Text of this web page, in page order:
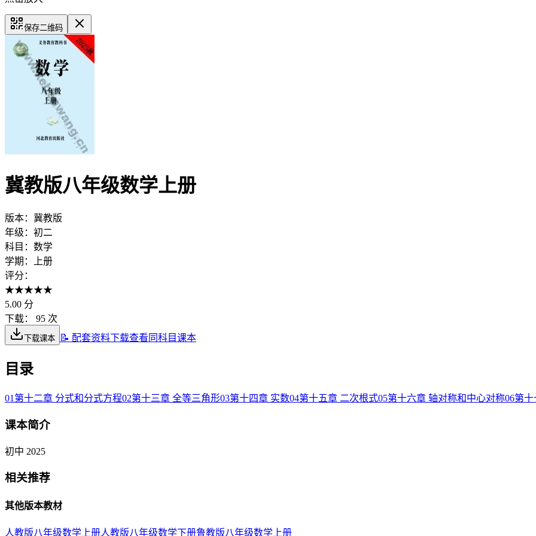
保存二维码
冀教版八年级数学上册
版本： 冀教版
年级： 初二
科目： 数学
学期：
上册
评分：
★★★★★
5.00 分
下载：
95 次
下载课本 📝 配套资料下载查看同科目课本
目录
01 第十二章 分式和分式方程02第十三章 全等三角形03第十四章 实数04第十五章 二次根式05第十六章 轴对称和中心对称06第十
课本简介
初中 2025
相关推荐
其他版本教材
人教版八年级数学上册人教版八年级数学下册鲁教版八年级数学上册